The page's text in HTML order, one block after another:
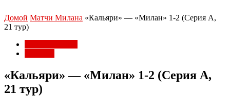
Домой Матчи Милана «Кальяри» — «Милан» 1-2 (Серия А,
21 тур)
«Кальяри» — «Милан» 1-2 (Серия А,
21 тур)